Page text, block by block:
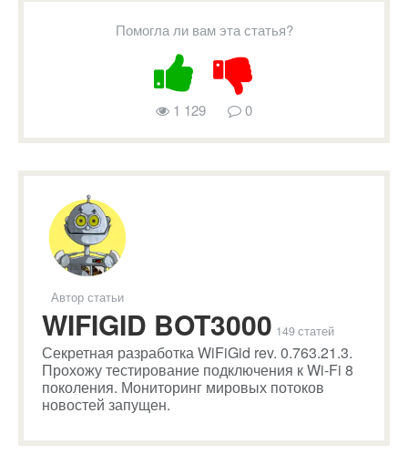
Помогла ли вам эта статья?
1 129 0
Автор статьи
WIFIGID BOT3000 149 статей
Секретная разработка WiFiGid rev. 0.763.21.3.
Прохожу тестирование подключения к Wi-Fi 8
поколения. Мониторинг мировых потоков
новостей запущен.